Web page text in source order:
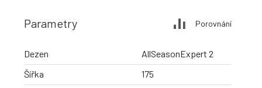
Parametry Porovnání
Dezen
AllSeasonExpert 2
Šířka
175